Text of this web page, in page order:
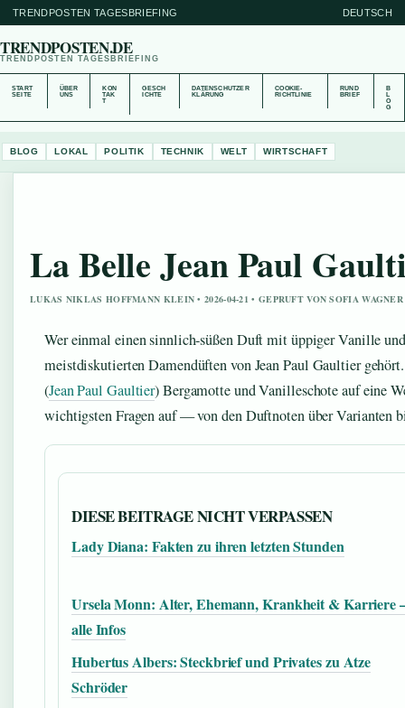
TRENDPOSTEN TAGESBRIEFING DEUTSCH
TRENDPOSTEN.DE
TRENDPOSTEN TAGESBRIEFING
START
SEITE
ÜBER
UNS
KON
TAK
T
GESCH
ICHTE
DATENSCHUTZER
KLÄRUNG
COOKIE-
RICHTLINIE
RUND
BRIEF
B
O
G
BLOG LOKAL POLITIK TECHNIK WELT WIRTSCHAFT
La Belle Jean Paul
LUKAS NIKLAS HOFFMANN KLEIN • 2026-04-21 • GEPRUFT VON SOFIA WAGNER
Wer einmal einen sinnlich-süßen Duft mit üppiger Vanille
meistdiskutierten Damendüften von Jean Paul Gaultier
(Jean Paul Gaultier) Bergamotte und Vanilleschote auf eine
wichtigsten Fragen auf — von den Duftnoten über Varianten
DIESE BEITRAGE NICHT VERPASSEN
Lady Diana: Fakten zu ihren letzten Stunden
Ursela Monn: Alter, Ehemann, Krankheit & Karriere
alle Infos
Hubertus Albers: Steckbrief und Privates zu Atze
Schröder